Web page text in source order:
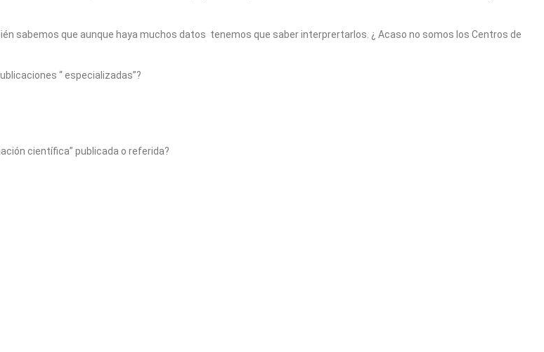
sabemos que aunque haya muchos datos tenemos que saber interprertarlos. ¿ Acaso no somos los Centros de
“ especializadas”?
científica” publicada o referida?